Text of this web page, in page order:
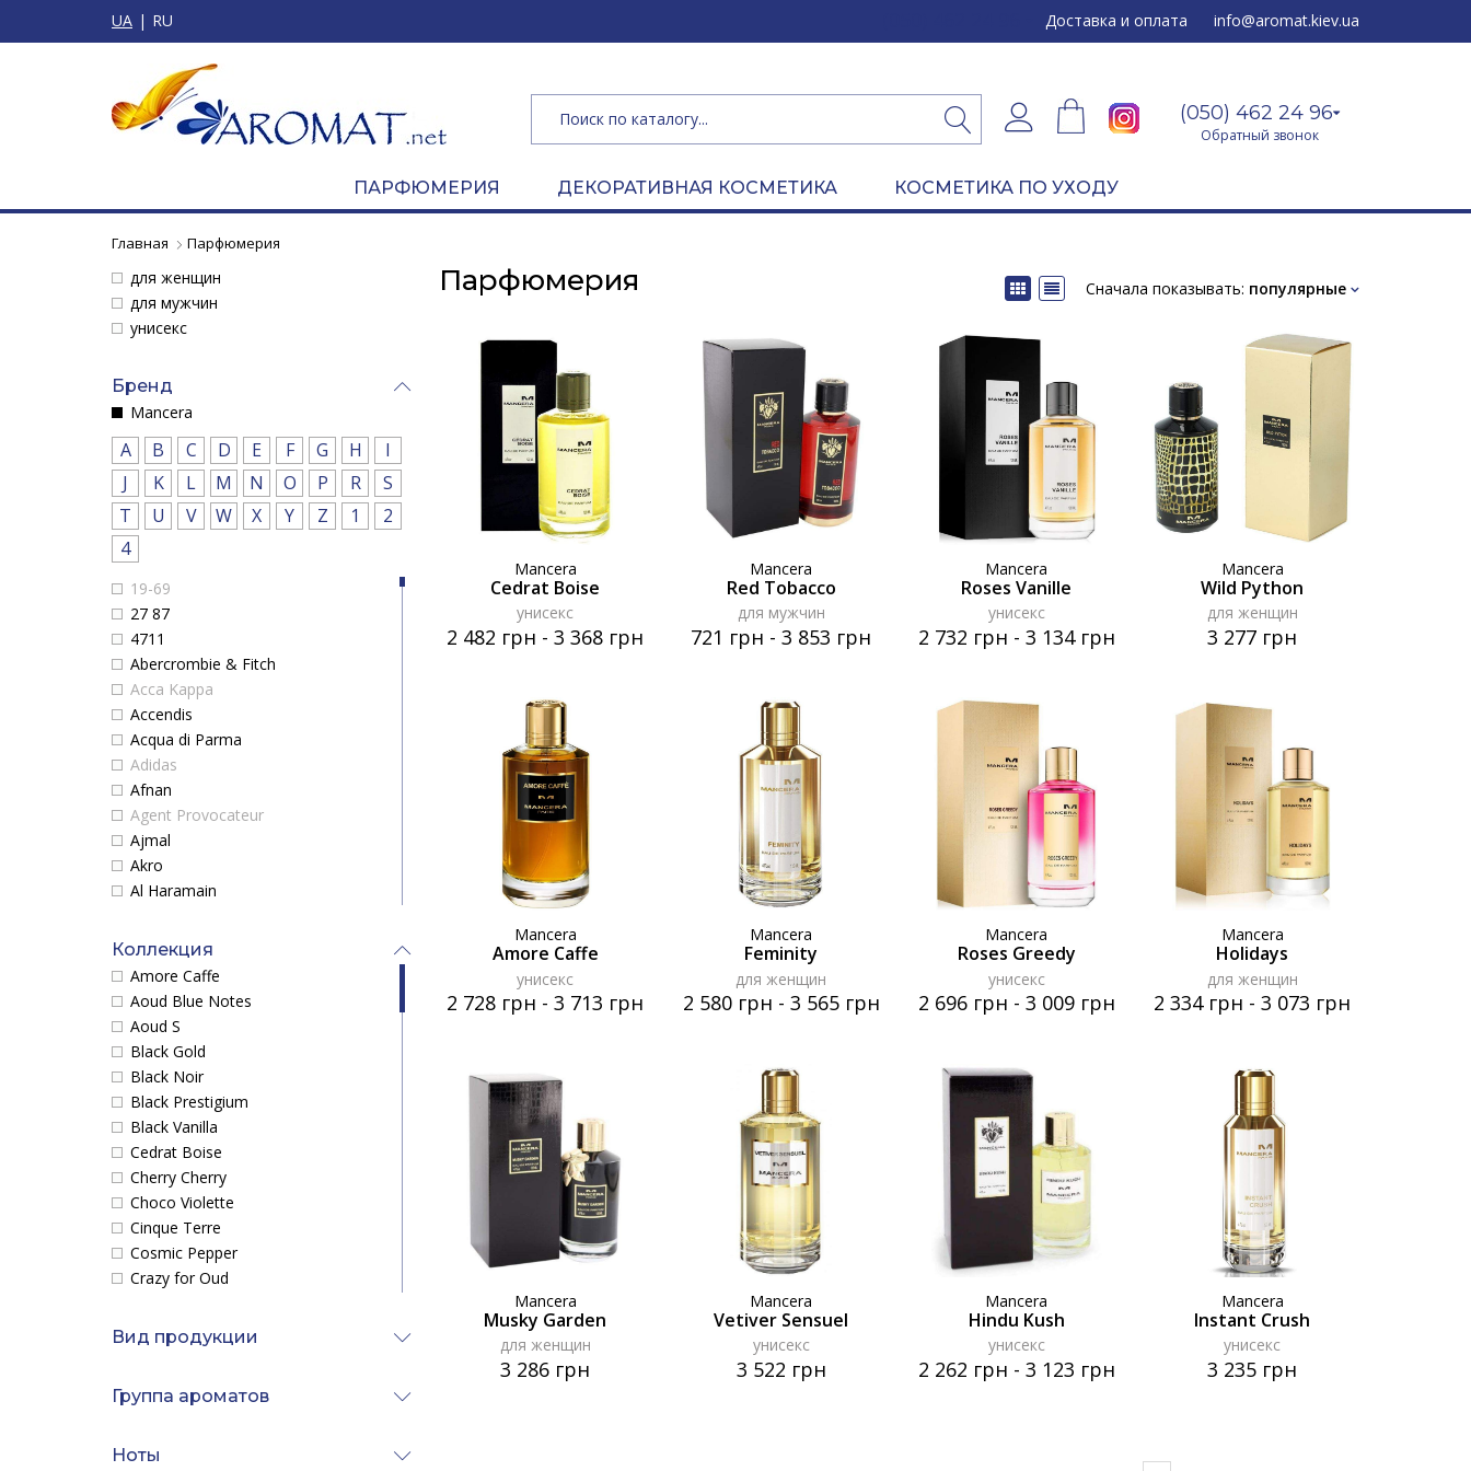
UA RU Доставка и оплата info@aromat.kiev.ua
(050) 462 24 96
Обратный звонок
ПАРФЮМЕРИЯ ДЕКОРАТИВНАЯ КОСМЕТИКА КОСМЕТИКА ПО УХОДУ
Главная Парфюмерия
для женщин
для мужчин
унисекс
Бренд
Mancera
A B C D E F G H
I
J
K L M N O P R
S
T
U V W X Y Z 1
2
4
19-69
27 87
4711
Abercrombie & Fitch
Acca Kappa
Accendis
Acqua di Parma
Adidas
Afnan
Agent Provocateur
Ajmal
Akro
Al Haramain
Alex Simone
Alexander McQueen
Alexandre.J
Alfred Dunhill
Alghabra Parfums
Alyson Oldoini
Amouage
Angel Schlesser
Anna Sui
Annayake
Annick Goutal
Antonio Banderas
Aquolina
Arabesque Perfumes
Aramis
Armaf
ArteOlfatto
Коллекция
Amore Caffe
Aoud Blue Notes
Aoud S
Black Gold
Black Noir
Black Prestigium
Black Vanilla
Cedrat Boise
Cherry Cherry
Choco Violette
Cinque Terre
Cosmic Pepper
Crazy for Oud
Feminity
Fig Me Up
Hindu Kush
Instant Crush
Вид продукции
Группа ароматов
Ноты
Парфюмерия Сначала показывать: популярные
Mancera
Cedrat Boise
унисекс
2 482 грн -3 368 грн
Mancera
Red Tobacco
для мужчин
721 грн -3 853 грн
Mancera
Roses Vanille
унисекс
2 732 грн - 3 134 грн
Mancera
Wild Python
для женщин
3 277 грн
Mancera
Amore Caffe
унисекс
2 728 грн -3 713 грн
Mancera
Feminity
для женщин
2 580 грн - 3 565 грн
Mancera
Roses Greedy
унисекс
2 696 грн - 3 009 грн
Mancera
Holidays
для женщин
2 334 грн -3 073 грн
Mancera
Musky Garden
для женщин
3 286 грн
Mancera
Vetiver Sensuel
унисекс
3 522 грн
Mancera
Hindu Kush
унисекс
2 262 грн - 3 123 грн
Mancera
Instant Crush
унисекс
3 235 грн